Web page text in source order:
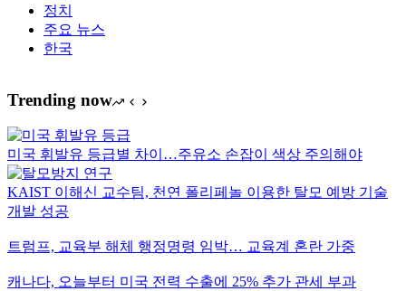
정치
주요 뉴스
한국
Trending now
미국 휘발유 등급별 차이…주유소 손잡이 색상 주의해야
KAIST 이해신 교수팀, 천연 폴리페놀 이용한 탈모 예방 기술
개발 성공
트럼프, 교육부 해체 행정명령 임박… 교육계 혼란 가중
캐나다, 오늘부터 미국 전력 수출에 25% 추가 관세 부과